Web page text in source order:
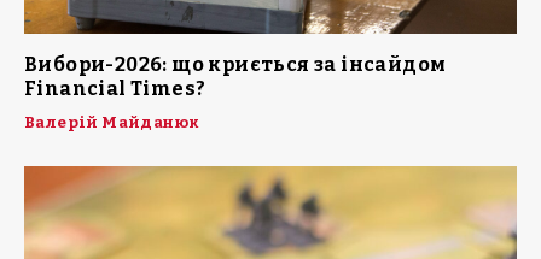
Вибори-2026: що криється за інсайдом
Financial Times?
Валерій Майданюк